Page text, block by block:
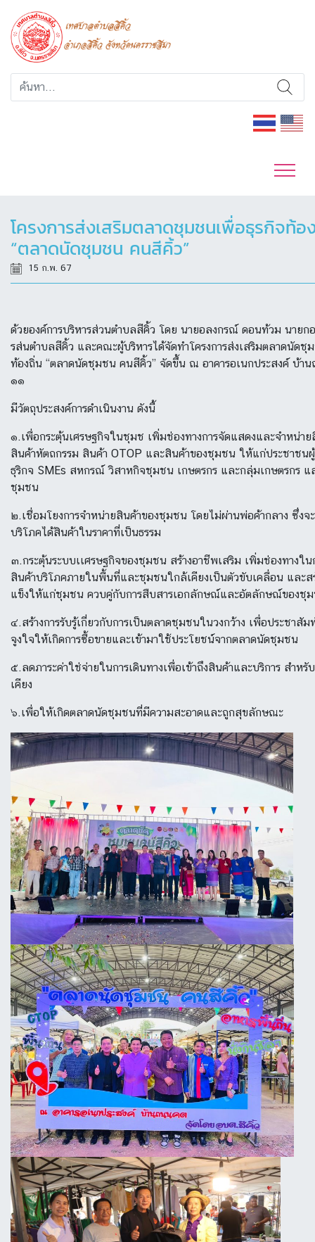
โครงการส่งเสริมตลาดชุมชนเพื่อธุรกิจท้อ
“ตลาดนัดชุมชน คนสีคิ้ว”
15 ก.พ. 67
ด้วยองค์การบริหารส่วนตำบลสีคิ้ว โดย นายอลงกรณ์ ดอนท้วม นายก
รส่นตำบลสีคิ้ว และคณะผู้บริหารได้จัดทำโครงการส่งเสริมตลาดนัดชุ
ท้องถิ่น “ตลาดนัดชุมชน คนสีคิ้ว” จัดขึ้น ณ อาคารอเนกประสงค์ บ้า
๑๑
มีวัตถุประสงค์การดำเนินงาน ดังนี้
๑.เพื่อกระตุ้นเศรษฐกิจในชุมช เพิ่มช่องทางการจัดแสดงและจำหน่าย
สินค้าหัตถกรรม สินค้า OTOP และสินค้าของชุมชน ให้แก่ประชาชน
ธุริกจ SMEs สหกรณ์ วิสาหกิจชุมชน เกษตรกร และกลุ่มเกษตรกร แ
ชุมชน
๒.เชื่อมโยงการจำหน่ายสินค้าของชุมชน โดยไม่ผ่านพ่อค้ากลาง ซึ่งจ
บริโภคได้สินค้าในราคาที่เป็นธรรม
๓.กระตุ้นระบบเเศรษฐกิจของชุมชน สร้างอาชีพเสริม เพิ่มช่องทางใน
สินค้าบริโภคภายในพื้นที่และชุมชนใกล้เคียงเป็นตัวขับเคลื่อน และส
แข็งให้แก่ชุมชน ควบคู่กับการสืบสารเอกลักษณ์และอัตลักษณ์ของชุ
๔.สร้างการรับรู้เกี่ยวกับการเป็นตลาดชุมชนในวงกว้าง เพื่อประชาสั
จูงใจให้เกิดการซื้อขายและเข้ามาใช้ประโยชน์จากตลาดนัดชุมชน
๕.ลดภาระค่าใช่จ่ายในการเดินทางเพื่อเข้าถึงสินค้าและบริการ สำห
เคียง
๖.เพื่อให้เกิดตลาดนัดชุมชนที่มีความสะอาดและถูกสุขลักษณะ